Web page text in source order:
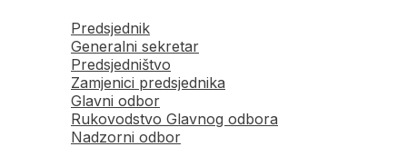
Predsjednik
Generalni sekretar
Predsjedništvo
Zamjenici predsjednika
Glavni odbor
Rukovodstvo Glavnog odbora
Nadzorni odbor